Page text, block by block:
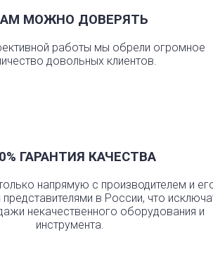
МОЖНО ДОВЕРЯТЬ
работы мы обрели огромное
довольных клиентов.
ГАРАНТИЯ КАЧЕСТВА
напрямую с производителем и
в России, что
некачественного оборудования и
инструмента.